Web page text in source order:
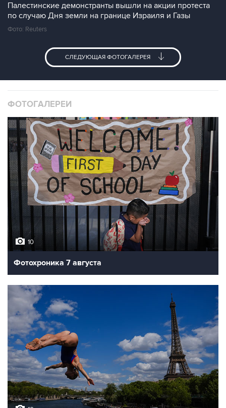
Палестинские демонстранты вышли на акции протеста
по случаю Дня земли на границе Израиля и Газы
Фото: Reuters
СЛЕДУЮЩАЯ ФОТОГАЛЕРЕЯ
ФОТОГАЛЕРЕИ
10
Фотохроника 7 августа